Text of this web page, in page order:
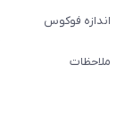
اندازه فوکوس
ملاحظات